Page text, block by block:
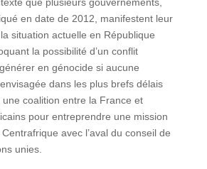
en date de 2012, manifestent leur
situation actuelle en République
la possibilité d’un conflit
en génocide si aucune
dans les plus brefs délais
coalition entre la France et
pour entreprendre une mission
avec l’aval du conseil de
unies.